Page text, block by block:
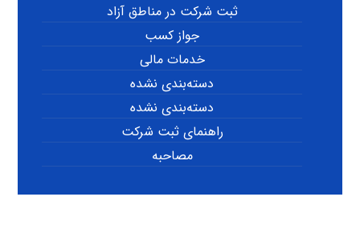
ثبت شرکت در مناطق آزاد
جواز کسب
خدمات مالی
دسته‌بندی نشده
دسته‌بندی نشده
راهنمای ثبت شرکت
مصاحبه